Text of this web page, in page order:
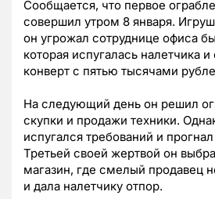
Сообщается, что первое
совершил утром 8 января.
он угрожал сотруднице офиса
которая испугалась налетчика
конверт с пятью тысячами
На следующий день он решил
скупки и продажи техники.
испугался требований и
Третьей своей жертвой он
магазин, где смелый продавец
и дала налетчику отпор.